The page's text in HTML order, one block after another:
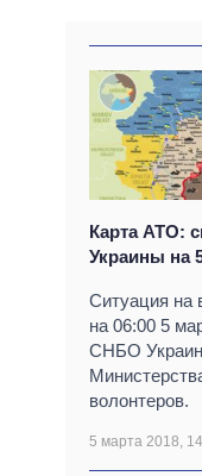
Карта АТО:
Украины на
Ситуация на
на 06:00 5
СНБО
волонтеров.
5 марта 2018,